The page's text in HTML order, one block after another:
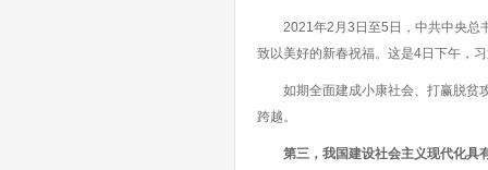
2021年2月3日至5日，中共中央总书
致以美好的新春祝福。这是4日下午，
如期全面建成小康社会、打赢脱贫攻
跨越。
第三，我国建设社会主义现代化具